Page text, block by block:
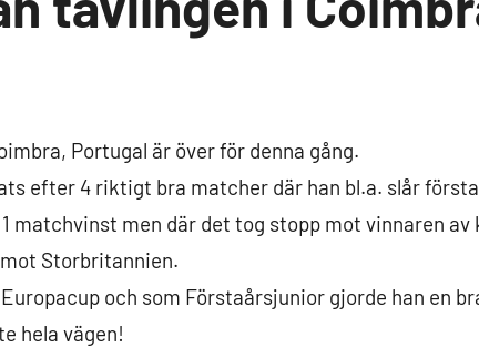
Portugal är över för denna gång.
efter 4 riktigt bra matcher där han bl.a. slår
matchvinst men där det tog stopp mot vinnaren av
Storbritannien.
och som Förstaårsjunior gjorde han en
hela vägen!